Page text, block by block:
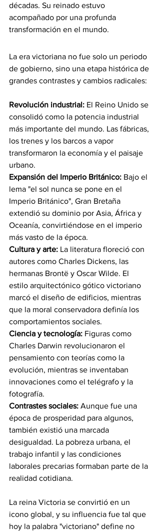
décadas. Su reinado estuvo
acompañado por una profunda
transformación en el mundo.
La era victoriana no fue solo un periodo
de gobierno, sino una etapa histórica de
grandes contrastes y cambios radicales:
Revolución industrial: El Reino Unido se
consolidó como la potencia industrial
más importante del mundo. Las fábricas,
los trenes y los barcos a vapor
transformaron la economía y el paisaje
urbano.
Expansión del Imperio Británico: Bajo el
lema "el sol nunca se pone en el
Imperio Británico", Gran Bretaña
extendió su dominio por Asia, África y
Oceanía, convirtiéndose en el imperio
más vasto de la época.
Cultura y arte: La literatura floreció con
autores como Charles Dickens, las
hermanas Brontë y Oscar Wilde. El
estilo arquitectónico gótico victoriano
marcó el diseño de edificios, mientras
que la moral conservadora definía los
comportamientos sociales.
Ciencia y tecnología: Figuras como
Charles Darwin revolucionaron el
pensamiento con teorías como la
evolución, mientras se inventaban
innovaciones como el telégrafo y la
fotografía.
Contrastes sociales: Aunque fue una
época de prosperidad para algunos,
también existió una marcada
desigualdad. La pobreza urbana, el
trabajo infantil y las condiciones
laborales precarias formaban parte de la
realidad cotidiana.
La reina Victoria se convirtió en un
icono global, y su influencia fue tal que
hoy la palabra "victoriano" define no